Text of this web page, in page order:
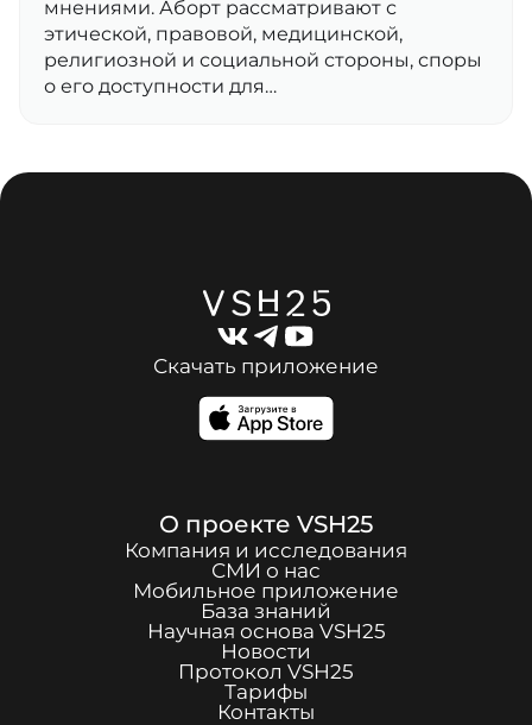
мнениями. Аборт рассматривают с
этической, правовой, медицинской,
религиозной и социальной стороны, споры
о его доступности для…
Скачать приложение
О проекте VSH25
Компания и исследования
СМИ о нас
Мобильное приложение
База знаний
Научная основа VSH25
Новости
Протокол VSH25
Тарифы
Контакты